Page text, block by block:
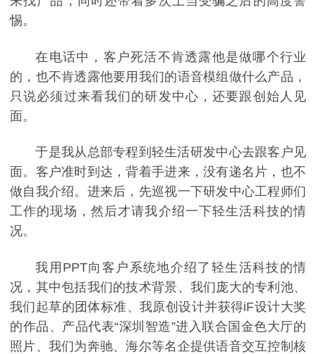
惕。
在电话中，客户死活不肯透露他是做哪个行业
的，也不肯透露他要用我们的语音模组做什么产品，
只说必须过来看我们的研发中心，还要跟创始人见
面。
于是我从总部专程到轻生活研发中心去跟客户见
面。客户准时到达，背着手进来，没有递名片，也不
做自我介绍。进来后，先巡视一下研发中心工程师们
工作的现场，然后才请我介绍一下轻生活科技的情
况。
我用PPT向客户系统地介绍了轻生活科技的情
况，其中包括我们的技术背景、我们庞大的专利池、
我们起草的团体标准、我原创设计并获得iF设计大奖
的作品、产品代表“深圳智造”进入联合国金色大厅的
照片、我们为奔驰、海尔等名企提供语音交互控制核